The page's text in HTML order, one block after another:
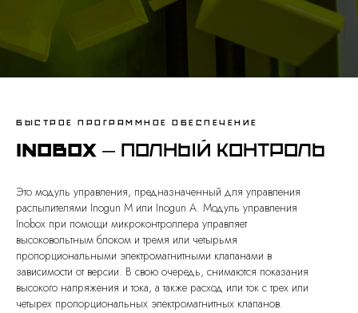
быстрое программное обеспечение
Inobox — полный контроль
Это модуль управления, предназначенный для управления
распылителями Inogun M или Inogun A. Модуль управления
Inobox при помощи микроконтроллера управляет
высоковольтным блоком и тремя или четырьмя
пропорциональными электромагнитными клапанами в
зависимости от версии. В свою очередь, снимаются показания
высокого напряжения и тока, а также расход или ток с трех или
четырех пропорциональных электромагнитных клапанов.